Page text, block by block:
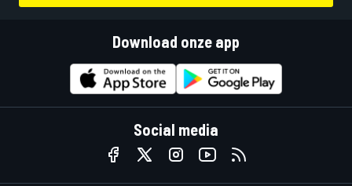
Download onze app
Social media